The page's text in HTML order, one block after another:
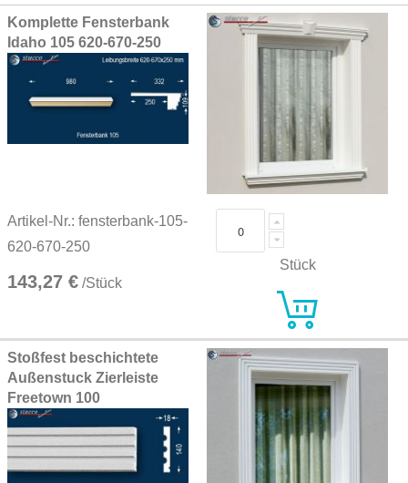
Grouped
product
items
Komplette Fensterbank
Idaho 105 620-670-250
Artikel-Nr.: fensterbank-105-
620-670-250
143,27 € /Stück
Stück
Stoßfest beschichtete
Außenstuck Zierleiste
Freetown 100